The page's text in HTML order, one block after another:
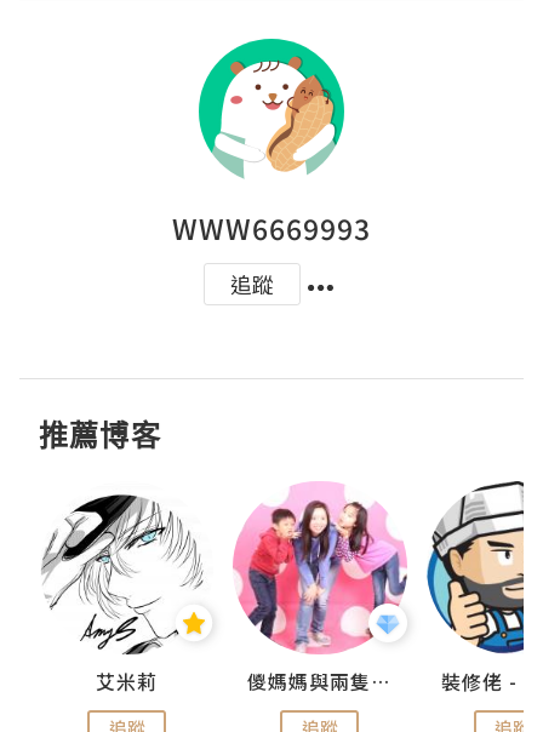
WWW6669993
追蹤
推薦博客
艾米莉 儍媽媽與兩隻小魔怪之家